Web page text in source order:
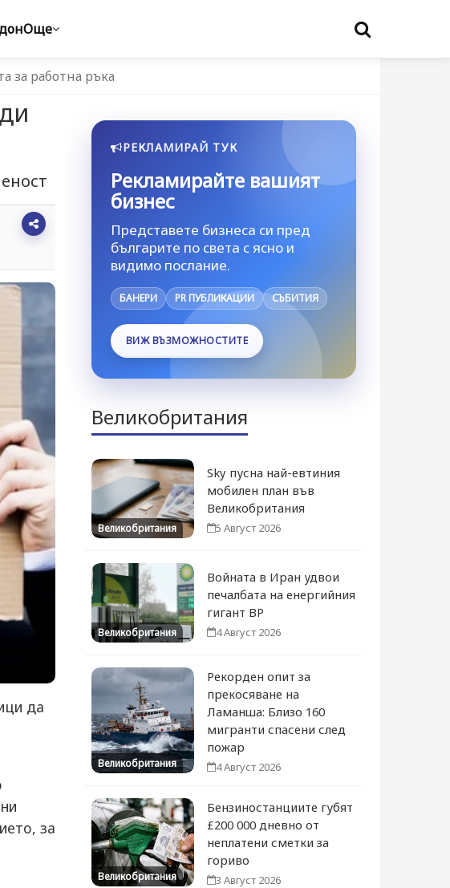
Още
за работна ръка
дa
зa
РЕКЛАМИРАЙ ТУК
Рекламирайте вашият
бизнес
Представете бизнеса си пред
българите по света с ясно и
видимо послание.
БАНЕРИ PR ПУБЛИКАЦИИ СЪБИТИЯ
ВИЖ ВЪЗМОЖНОСТИТЕ
Великобритания
Великобритания
Sky пусна най-евтиния
мобилен план във
Великобритания
5 Август 2026
Великобритания
Войната в Иран удвои
печалбата на енергийния
гигант BP
4 Август 2026
Великобритания
Рекорден опит за
прекосяване на
Ламанша: Близо 160
мигранти спасени след
пожар
4 Август 2026
Великобритания
Бензиностанциите губят
£200 000 дневно от
неплатени сметки за
гориво
3 Август 2026